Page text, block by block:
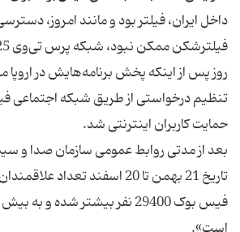
داخل ایران، فیلتر بود و مانند امروز،
روز پس از اینکه پخش برنامه‌هایش در اروپا
تنظیم درخواستی از طریق شبکه اجتماعی
بعد از مدتی روابط عمومی سازمان صدا و
تاریخ 21 بهمن تا 20 اسفند